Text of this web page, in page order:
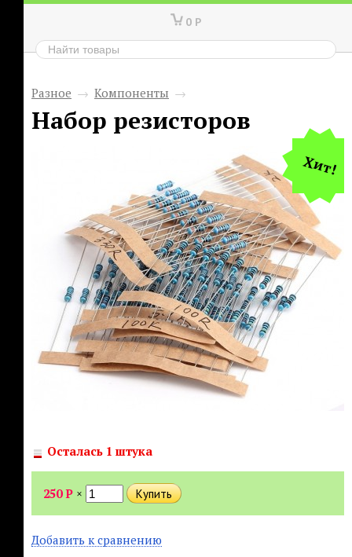
0 Р
Разное → Компоненты →
Набор резисторов
Хит!
Осталась 1 штука
250Р ×
Добавить к сравнению